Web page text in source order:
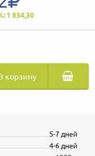
1 834,30
корзину
5-7 дней
4-6 дней